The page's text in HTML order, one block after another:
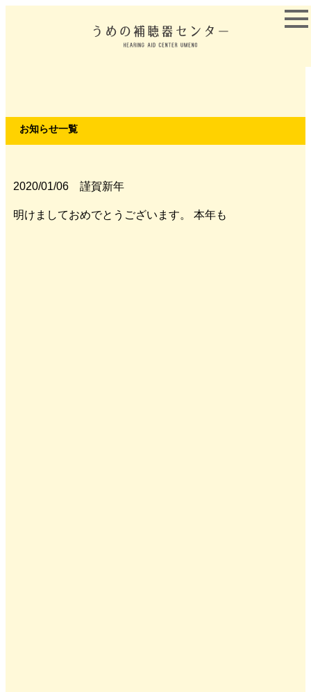
お知らせ一覧
2020/01/06 謹賀新年
明けましておめでとうございます。 本年も